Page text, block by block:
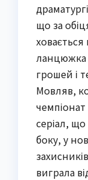
що за
ховається
ланцюжка
грошей і
Мовляв,
серіал,
боку, у
виграла